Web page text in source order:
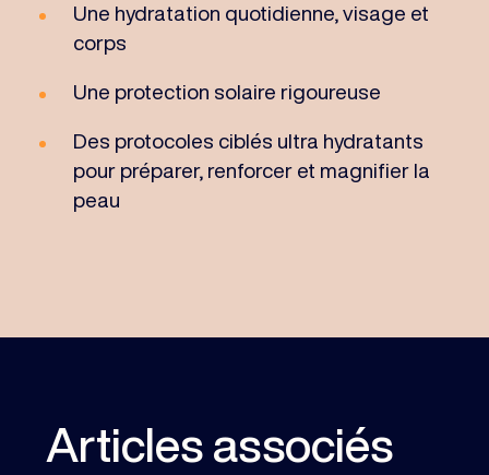
Une hydratation quotidienne, visage et
corps
Une protection solaire rigoureuse
Des protocoles ciblés ultra hydratants
pour préparer, renforcer et magnifier la
peau
Articles associés